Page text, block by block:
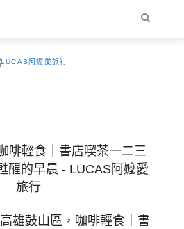
高雄鼓山區，咖啡輕食｜書